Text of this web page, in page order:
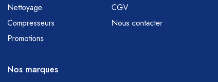
Nettoyage
Compresseurs
Promotions
CGV
Nous contacter
Nos marques